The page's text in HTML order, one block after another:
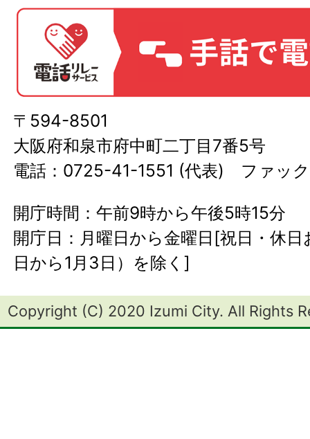
〒594-8501
大阪府和泉市府中町二丁目7番5号
電話：0725-41-1551 (代表) ファッ
開庁時間：午前9時から午後5時15分
開庁日：月曜日から金曜日[祝日・休
日から1月3日）を除く]
Copyright (C) 2020 Izumi City. All Rights